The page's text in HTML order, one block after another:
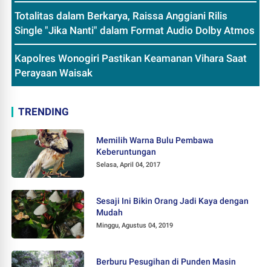
Totalitas dalam Berkarya, Raissa Anggiani Rilis
Single "Jika Nanti" dalam Format Audio Dolby Atmos
Kapolres Wonogiri Pastikan Keamanan Vihara Saat
Perayaan Waisak
TRENDING
Memilih Warna Bulu Pembawa
Keberuntungan
Selasa, April 04, 2017
Sesaji Ini Bikin Orang Jadi Kaya dengan
Mudah
Minggu, Agustus 04, 2019
Berburu Pesugihan di Punden Masin